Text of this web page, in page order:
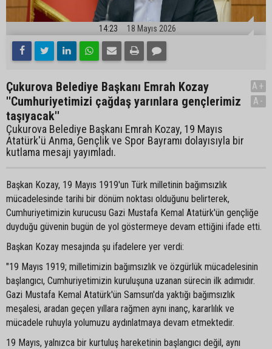
14:23 18 Mayıs 2026
Çukurova Belediye Başkanı Emrah Kozay
''Cumhuriyetimizi çağdaş yarınlara gençlerimiz
taşıyacak''
Çukurova Belediye Başkanı Emrah Kozay, 19 Mayıs
Atatürk'ü Anma, Gençlik ve Spor Bayramı dolayısıyla bir
kutlama mesajı yayımladı.
A+
A-
Başkan Kozay, 19 Mayıs 1919'un Türk milletinin bağımsızlık
mücadelesinde tarihi bir dönüm noktası olduğunu belirterek,
Cumhuriyetimizin kurucusu Gazi Mustafa Kemal Atatürk'ün gençliğe
duyduğu güvenin bugün de yol göstermeye devam ettiğini ifade etti.
Başkan Kozay mesajında şu ifadelere yer verdi:
"19 Mayıs 1919; milletimizin bağımsızlık ve özgürlük mücadelesinin
başlangıcı, Cumhuriyetimizin kuruluşuna uzanan sürecin ilk adımıdır.
Gazi Mustafa Kemal Atatürk'ün Samsun'da yaktığı bağımsızlık
meşalesi, aradan geçen yıllara rağmen aynı inanç, kararlılık ve
mücadele ruhuyla yolumuzu aydınlatmaya devam etmektedir.
19 Mayıs, yalnızca bir kurtuluş hareketinin başlangıcı değil, aynı